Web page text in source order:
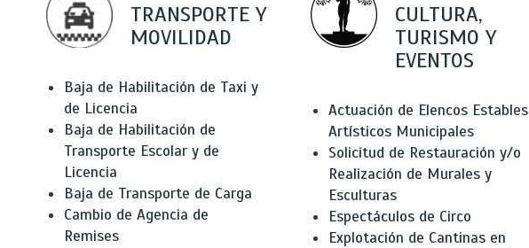
TRANSPORTE Y
MOVILIDAD
Baja de Habilitación de Taxi y
de Licencia
Baja de Habilitación de
Transporte Escolar y de
Licencia
Baja de Transporte de Carga
Cambio de Agencia de
Remises
CULTURA,
TURISMO Y
EVENTOS
Actuación de Elencos Estables
Artísticos Municipales
Solicitud de Restauración y/o
Realización de Murales y
Esculturas
Espectáculos de Circo
Explotación de Cantinas en